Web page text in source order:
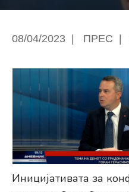
08/04/2023 ПРЕС
Иницијативата за